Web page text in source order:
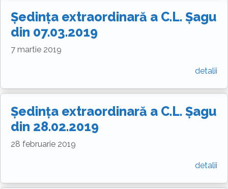
Ședința extraordinară a C.L. Șagu
din 07.03.2019
7 martie 2019
detalii
Ședința extraordinară a C.L. Șagu
din 28.02.2019
28 februarie 2019
detalii